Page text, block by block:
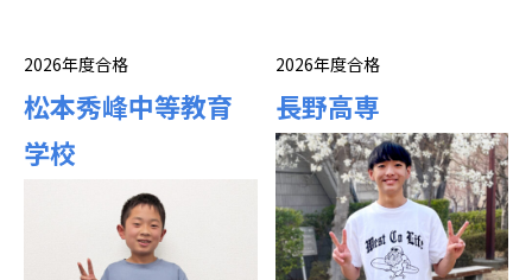
2026年度合格
松本秀峰中等教育
学校
2026年度合格
長野高専